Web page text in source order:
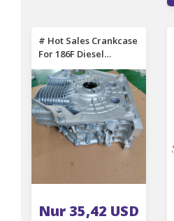
# Hot Sales Crankcase
For 186F Diesel
Generator Block
Cylinder Head 186F
Crankcase Engine
Parts
Nur 35,42 USD